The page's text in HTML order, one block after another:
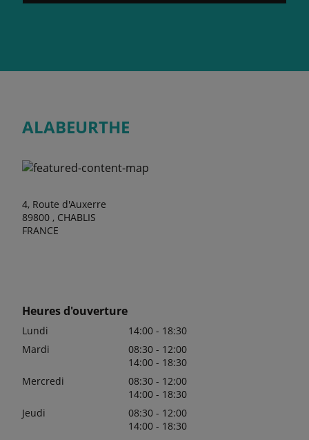
ALABEURTHE
4, Route d'Auxerre
89800 , CHABLIS
FRANCE
Heures d'ouverture
Lundi
14:00 - 18:30
Mardi
08:30 - 12:00
14:00 - 18:30
Mercredi
08:30 - 12:00
14:00 - 18:30
Jeudi
08:30 - 12:00
14:00 - 18:30